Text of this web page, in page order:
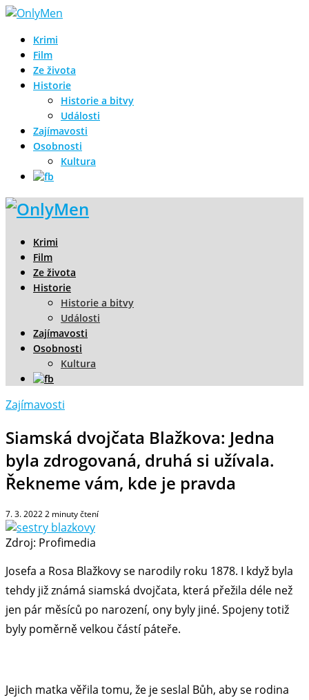
Krimi
Film
Ze života
Historie
Historie a bitvy
Události
Zajímavosti
Osobnosti
Kultura
Krimi
Film
Ze života
Historie
Historie a bitvy
Události
Zajímavosti
Osobnosti
Kultura
Zajímavosti
Siamská dvojčata Blažkova: Jedna
byla zdrogovaná, druhá si užívala.
Řekneme vám, kde je pravda
7. 3. 20222 minuty čtení
Zdroj: Profimedia
Josefa a Rosa Blažkovy se narodily roku 1878. I když byla
tehdy již známá siamská dvojčata, která přežila déle než
jen pár měsíců po narození, ony byly jiné. Spojeny totiž
byly poměrně velkou částí páteře.
Jejich matka věřila tomu, že je seslal Bůh, aby se rodina